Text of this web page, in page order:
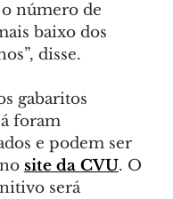
número de
baixo dos
disse.
gabaritos
foram
e podem ser
site da CVU. O
será